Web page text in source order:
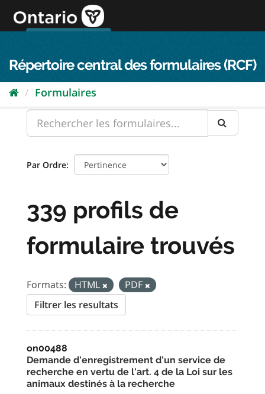
directement
au
Répertoire central des formulaires (RCF)
Formulaires
Par Ordre
339 profils de
formulaire trouvés
Formats: HTML
PDF
Filtrer les resultats
on00488
Demande d'enregistrement d'un service de
recherche en vertu de l'art. 4 de la Loi sur les
animaux destinés à la recherche